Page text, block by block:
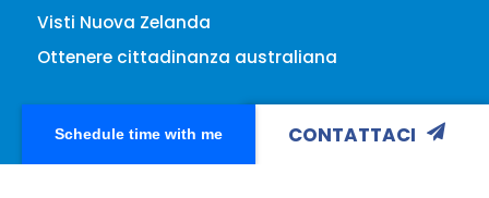
Schedule time with me CONTATTACI
Visti Nuova Zelanda
Ottenere cittadinanza australiana